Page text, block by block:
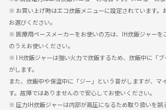
※ お買い上げ時はエコ炊飯メニューに設定されています。
お選びください。
※ 医療用ペースメーカーをお使いの方は、IH炊飯ジャーを
のうえお使いください。
※ I H炊飯ジャーは強い火力で炊飯するため、炊飯中に「
がします。
また、炊飯中や保温中に「ジー」という音がしますが、マ
す。故障ではありませんので安心してお使いください。
※ 圧力IH炊飯ジャーは内部が高圧になるため取り扱いを誤